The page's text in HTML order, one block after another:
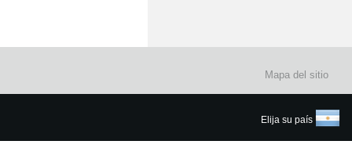
Mapa del sitio
Elija su país